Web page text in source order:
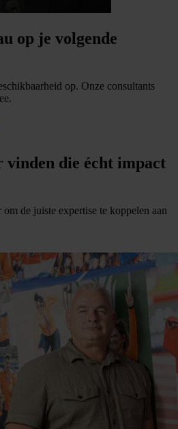
op je volgende
op. Onze consultants
vinden die écht impact
de juiste expertise te koppelen aan